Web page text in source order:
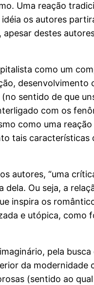
Uma reação
os autores
destes
como um
sentido de que
com os
como uma
tais
autores, “uma
Ou seja, a
inspira os
e utópica,
pela
da
(sentido ao